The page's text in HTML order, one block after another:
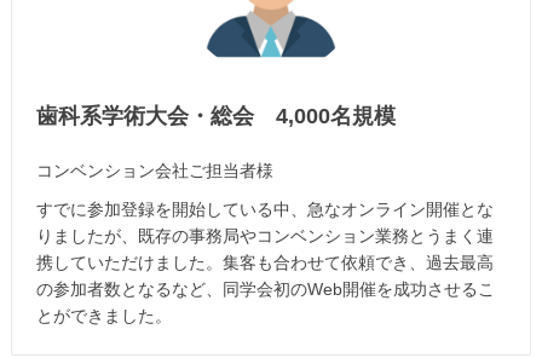
歯科系学術大会・総会 4,000名規模
コンベンション会社ご担当者様
すでに参加登録を開始している中、急なオンライン開催とな
りましたが、既存の事務局やコンベンション業務とうまく連
携していただけました。集客も合わせて依頼でき、過去最高
の参加者数となるなど、同学会初のWeb開催を成功させるこ
とができました。